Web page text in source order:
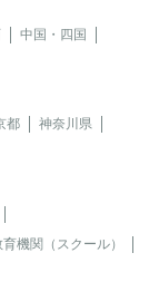
中国・四国
都
神奈川県
機関（スクール）